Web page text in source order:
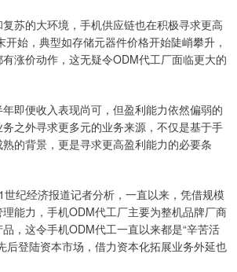
的大环境，手机供应链也在积极寻求更高
始，典型如存储元器件价格开始陡峭攀升，
涨价动作，这无疑令ODM代工厂面临更大的
便收入表现尚可，但盈利能力依然偏弱的
之外寻求更多元的业务来源，不仅是基于手
的背景，更是寻求更高盈利能力的必要条
纪经济报道记者分析，一直以来，凭借规模
能力，手机ODM代工厂主要为整机品牌厂商
，这令手机ODM代工一直以来都是“辛苦活
后登陆资本市场，借力资本化拓展业务外延也